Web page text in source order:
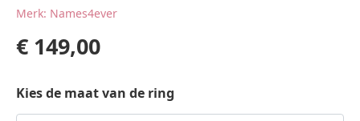
Merk: Names4ever
€ 149,00
Kies de maat van de ring